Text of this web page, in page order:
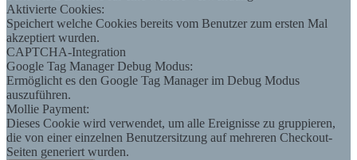
Aktivierte Cookies:
Speichert welche Cookies bereits vom Benutzer zum ersten Mal
akzeptiert wurden.
CAPTCHA-Integration
Google Tag Manager Debug Modus:
Ermöglicht es den Google Tag Manager im Debug Modus
auszuführen.
Mollie Payment:
Dieses Cookie wird verwendet, um alle Ereignisse zu gruppieren,
die von einer einzelnen Benutzersitzung auf mehreren Checkout-
Seiten generiert wurden.